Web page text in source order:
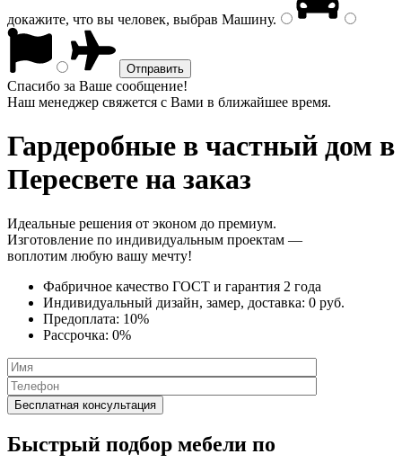
докажите, что вы человек, выбрав Машину.
Спасибо за Ваше сообщение!
Наш менеджер свяжется с Вами в ближайшее время.
Гардеробные в частный дом в
Пересвете на заказ
Идеальные решения от эконом до премиум.
Изготовление по индивидуальным проектам —
воплотим любую вашу мечту!
Фабричное качество ГОСТ и гарантия 2 года
Индивидуальный дизайн, замер, доставка: 0 руб.
Предоплата: 10%
Рассрочка: 0%
Быстрый подбор мебели по